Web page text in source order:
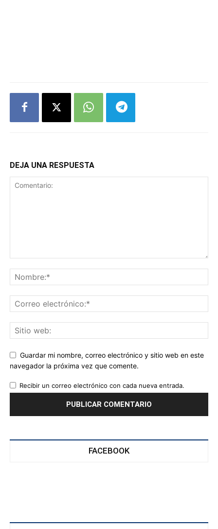
DEJA UNA RESPUESTA
Guardar mi nombre, correo electrónico y sitio web en este
navegador la próxima vez que comente.
Recibir un correo electrónico con cada nueva entrada.
FACEBOOK